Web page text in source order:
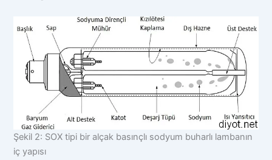
Şekil 2: SOX tipi bir alçak basınçlı sodyum buharlı lambanın
iç yapısı